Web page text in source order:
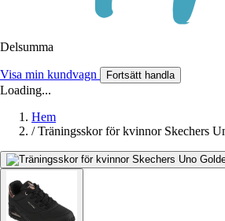
Delsumma
Visa min kundvagn Fortsätt handla
Loading...
Hem
/ Träningsskor för kvinnor Skechers